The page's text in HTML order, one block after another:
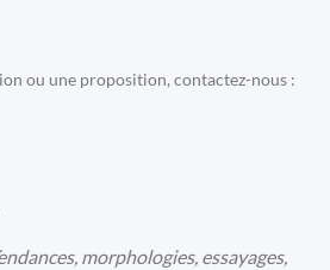
ou une proposition, contactez-nous :
morphologies, essayages,